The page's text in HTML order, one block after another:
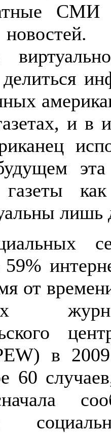
СМИ
и в
эта
газеты
лишь
59%
от
в
60